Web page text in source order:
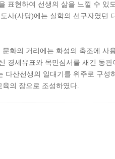
표현하여 선생의 삶을 느낄 수 있
사(사당)에는 실학의 선구자였던
문화의 거리에는 화성의 축조에 사
경세유표와 목민심서를 새긴 동판
다산선생의 일대기를 위주로 구성
육의 장으로 조성하였다.